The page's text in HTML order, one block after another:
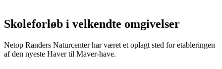
Skoleforløb i velkendte omgivelser
Netop Randers Naturcenter har været et oplagt sted for etableringen
af den nyeste Haver til Maver-have.